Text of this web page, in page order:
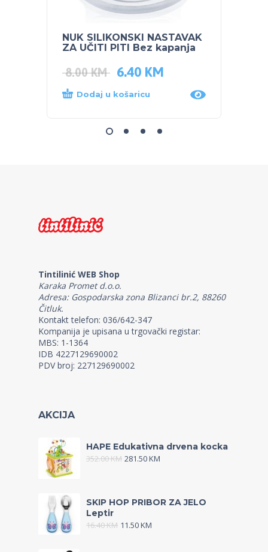
NUK SILIKONSKI NASTAVAK
ZA UČITI PITI Bez kapanja
8.00KM 6.40 KM
Dodaj u košaricu
Tintilinić WEB Shop
Karaka Promet d.o.o.
Adresa: Gospodarska zona Blizanci br.2, 88260
Čitluk.
Kontakt telefon: 036/642-347
Kompanija je upisana u trgovački registar:
MBS: 1-1364
IDB 4227129690002
PDV broj: 227129690002
AKCIJA
HAPE Edukativna drvena kocka
352.00KM 281.50KM
SKIP HOP PRIBOR ZA JELO
Leptir
16.40KM 11.50KM